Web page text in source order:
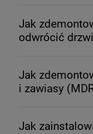
Jak
odwrócić
Jak
i zawiasy
Jak